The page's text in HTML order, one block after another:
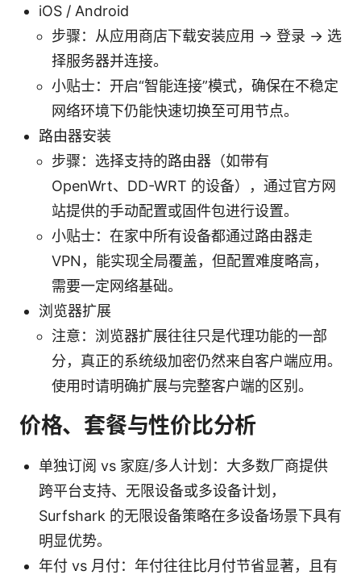
iOS / Android
步骤：从应用商店下载安装应用 → 登录 → 选
择服务器并连接。
小贴士：开启“智能连接”模式，确保在不稳定
网络环境下仍能快速切换至可用节点。
路由器安装
步骤：选择支持的路由器（如带有
OpenWrt、DD-WRT 的设备），通过官方网
站提供的手动配置或固件包进行设置。
小贴士：在家中所有设备都通过路由器走
VPN，能实现全局覆盖，但配置难度略高，
需要一定网络基础。
浏览器扩展
注意：浏览器扩展往往只是代理功能的一部
分，真正的系统级加密仍然来自客户端应用。
使用时请明确扩展与完整客户端的区别。
价格、套餐与性价比分析
单独订阅 vs 家庭/多人计划：大多数厂商提供
跨平台支持、无限设备或多设备计划，
Surfshark 的无限设备策略在多设备场景下具有
明显优势。
年付 vs 月付：年付往往比月付节省显著，且有